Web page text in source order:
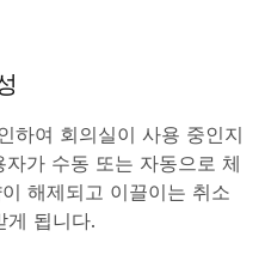
하여 회의실이 사용 중인지
가 수동 또는 자동으로 체
해제되고 이끌이는 취소
게 됩니다.